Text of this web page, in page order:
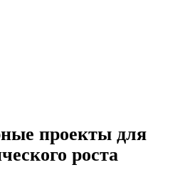
проекты для
роста